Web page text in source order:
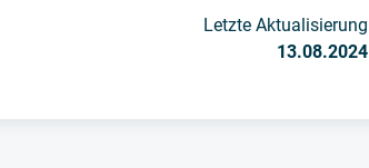
Letzte Aktualisierung
13.08.2024